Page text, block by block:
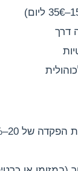
בהזמנה.